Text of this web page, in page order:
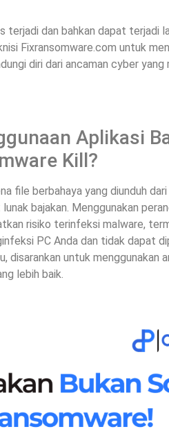
terjadi dan bahkan dapat terjadi
Fixransomware.com untuk
diri dari ancaman cyber yang
Aplikasi
Kill?
file berbahaya yang diunduh
bajakan. Menggunakan
risiko terinfeksi malware,
PC Anda dan tidak dapat
disarankan untuk menggunakan
lebih baik.